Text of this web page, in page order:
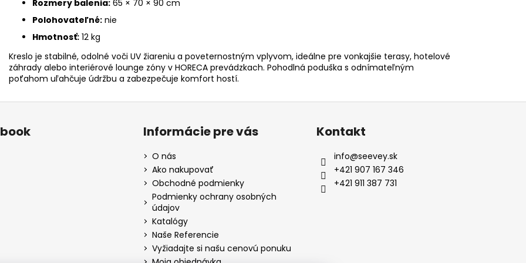
Rozmery balenia: 65 × 70 × 90 cm
Polohovateľné: nie
Hmotnosť: 12 kg
Kreslo je stabilné, odolné voči UV žiareniu a poveternostným vplyvom, ideálne pre vonkajšie terasy, hotelové
záhrady alebo interiérové lounge zóny v HORECA prevádzkach. Pohodlná poduška s odnímateľným
poťahom uľahčuje údržbu a zabezpečuje komfort hostí.
Informácie pre vás
O nás
Ako nakupovať
Obchodné podmienky
Podmienky ochrany osobných
údajov
Katalógy
Naše Referencie
Vyžiadajte si našu cenovú ponuku
Kontakt
info@seevey.sk
+421 907 167 346
+421 911 387 731